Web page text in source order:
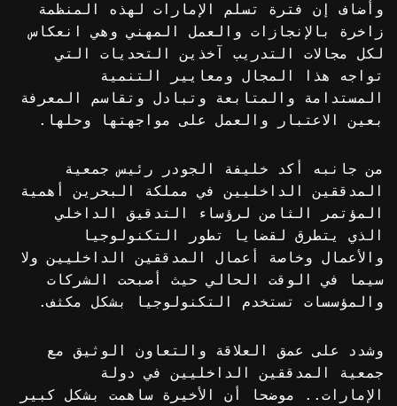
وأضاف إن فترة تسلم الإمارات لهذه المنظمة
زاخرة بالإنجازات والعمل المهني وهي انعكاس
لكل مجالات التدريب آخذين التحديات التي
تواجه هذا المجال ومعايير التنمية
المستدامة والمتابعة وتبادل وتقاسم المعرفة
بعين الاعتبار والعمل على مواجهتها وحلها.
من جانبه أكد خليفة الجودر رئيس جمعية
المدققين الداخليين في مملكة البحرين أهمية
المؤتمر الثامن لرؤساء التدقيق الداخلي
الذي يتطرق لقضايا تطور التكنولوجيا
والأعمال وخاصة أعمال المدققين الداخليين ولا
سيما في الوقت الحالي حيث أصبحت الشركات
والمؤسسات تستخدم التكنولوجيا بشكل مكثف.
وشدد على عمق العلاقة والتعاون الوثيق مع
جمعية المدققين الداخليين في دولة
الإمارات.. موضحا أن الأخيرة ساهمت بشكل كبير